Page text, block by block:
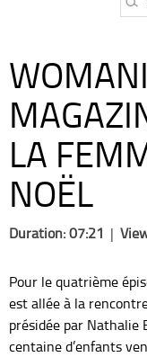
LA
NOËL
Duration: 07:21 |
Pour le quatrième
est allée à la
présidée par Nathalie
centaine d’enfants